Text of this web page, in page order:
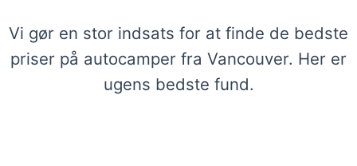
Vi gør en stor indsats for at finde de bedste
priser på autocamper fra Vancouver. Her er
ugens bedste fund.